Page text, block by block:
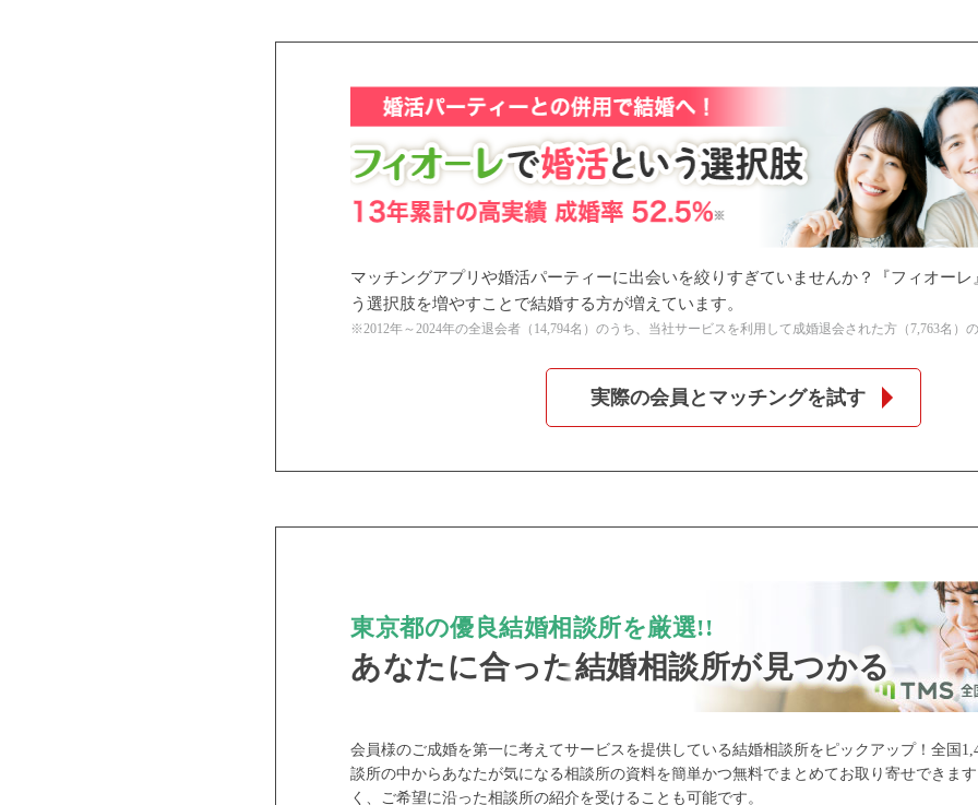
おすすめの優良結婚相談所
個人情報保護のため
プライバシーマークを
取得しております
マッチングアプリや婚活パーティーに出会いを絞りすぎていませんか？『フィオー
う選択肢を増やすことで結婚する方が増えています。
※2012年～2024年の全退会者（14,794名）のうち、当社サービスを利用して成婚退会された方（7,763名）
実際の会員とマッチングを試す
東京都の優良結婚相談所を厳選!!
あなたに合った結婚相談所が見つかる
会員様のご成婚を第一に考えてサービスを提供している結婚相談所をピックアップ！全国
談所の中からあなたが気になる相談所の資料を簡単かつ無料でまとめてお取り寄せできま
く、ご希望に沿った相談所の紹介を受けることも可能です。